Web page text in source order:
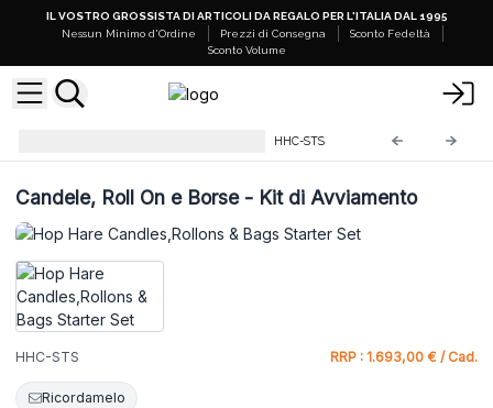
IL VOSTRO GROSSISTA DI ARTICOLI DA REGALO PER L'ITALIA DAL 1995
Nessun Minimo d'Ordine
Prezzi di Consegna
Sconto Fedeltà
Sconto Volume
HHC-STS
Candele, Roll On e Borse - Kit di Avviamento
HHC-STS RRP : 1.693,00 € / Cad.
Ricordamelo